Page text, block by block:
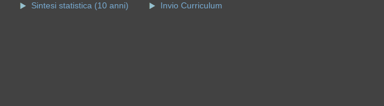
Sintesi statistica (10 anni)
Invio Curriculum